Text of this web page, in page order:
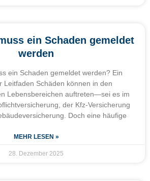
ein Schaden gemeldet
werden
ein Schaden gemeldet werden? Ein
Leitfaden Schäden können in den
Lebensbereichen auftreten—sei es im
der Kfz-Versicherung
Doch eine häufige
MEHR LESEN »
28. Dezember 2025